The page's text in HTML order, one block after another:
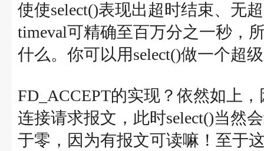
使使select()表现出超时结束、无
timeval可精确至百万分之一秒，
什么。你可以用select()做一个超
FD_ACCEPT的实现？依然如上
连接请求报文，此时select()当然
于零，因为有报文可读嘛！至于